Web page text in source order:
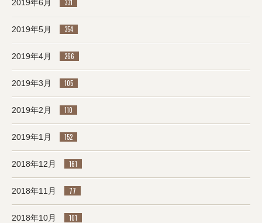
2019年6月 331
2019年5月 354
2019年4月 266
2019年3月 105
2019年2月 110
2019年1月 152
2018年12月 161
2018年11月 77
2018年10月 101